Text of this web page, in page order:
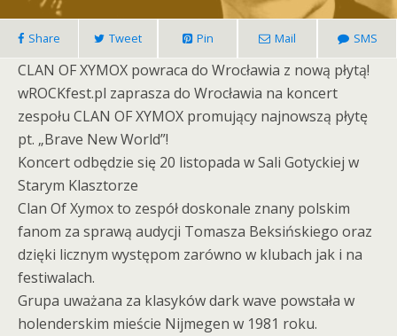
Share Tweet Pin Mail SMS
CLAN OF XYMOX powraca do Wrocławia z nową płytą!
wROCKfest.pl zaprasza do Wrocławia na koncert
zespołu CLAN OF XYMOX promujący najnowszą płytę
pt. „Brave New World”!
Koncert odbędzie się 20 listopada w Sali Gotyckiej w
Starym Klasztorze
Clan Of Xymox to zespół doskonale znany polskim
fanom za sprawą audycji Tomasza Beksińskiego oraz
dzięki licznym występom zarówno w klubach jak i na
festiwalach.
Grupa uważana za klasyków dark wave powstała w
holenderskim mieście Nijmegen w 1981 roku.